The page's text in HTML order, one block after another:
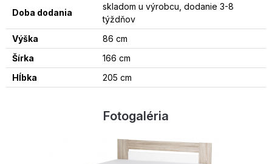
Doba dodania
skladom u výrobcu, dodanie 3-8
týždňov
Výška
86 cm
Šírka
166 cm
Hĺbka
205 cm
Fotogaléria